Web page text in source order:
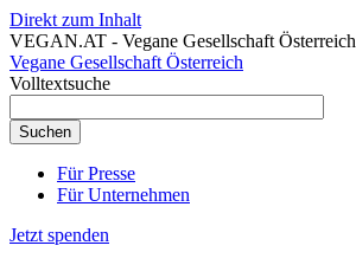
Direkt zum Inhalt
VEGAN.AT - Vegane Gesellschaft Österreich
Vegane Gesellschaft Österreich
Volltextsuche
Für Presse
Für Unternehmen
Jetzt spenden